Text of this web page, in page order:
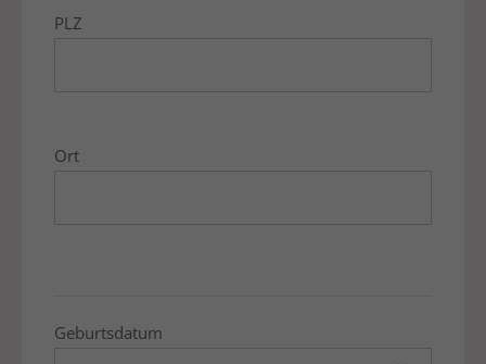
PLZ
Ort
Geburtsdatum